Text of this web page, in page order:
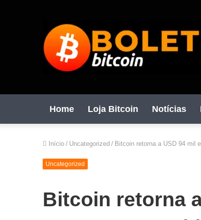
Home Loja Bitcoin Notícias
Início / Uncategorized / Bitcoin retorna a USD 94 mil
Uncategorized
Bitcoin retorna